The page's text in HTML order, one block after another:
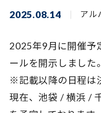
2025.08.14 アル
2025年9月に開催予
ールを開示しました。
※記載以降の日程は
現在、池袋 / 横浜 /